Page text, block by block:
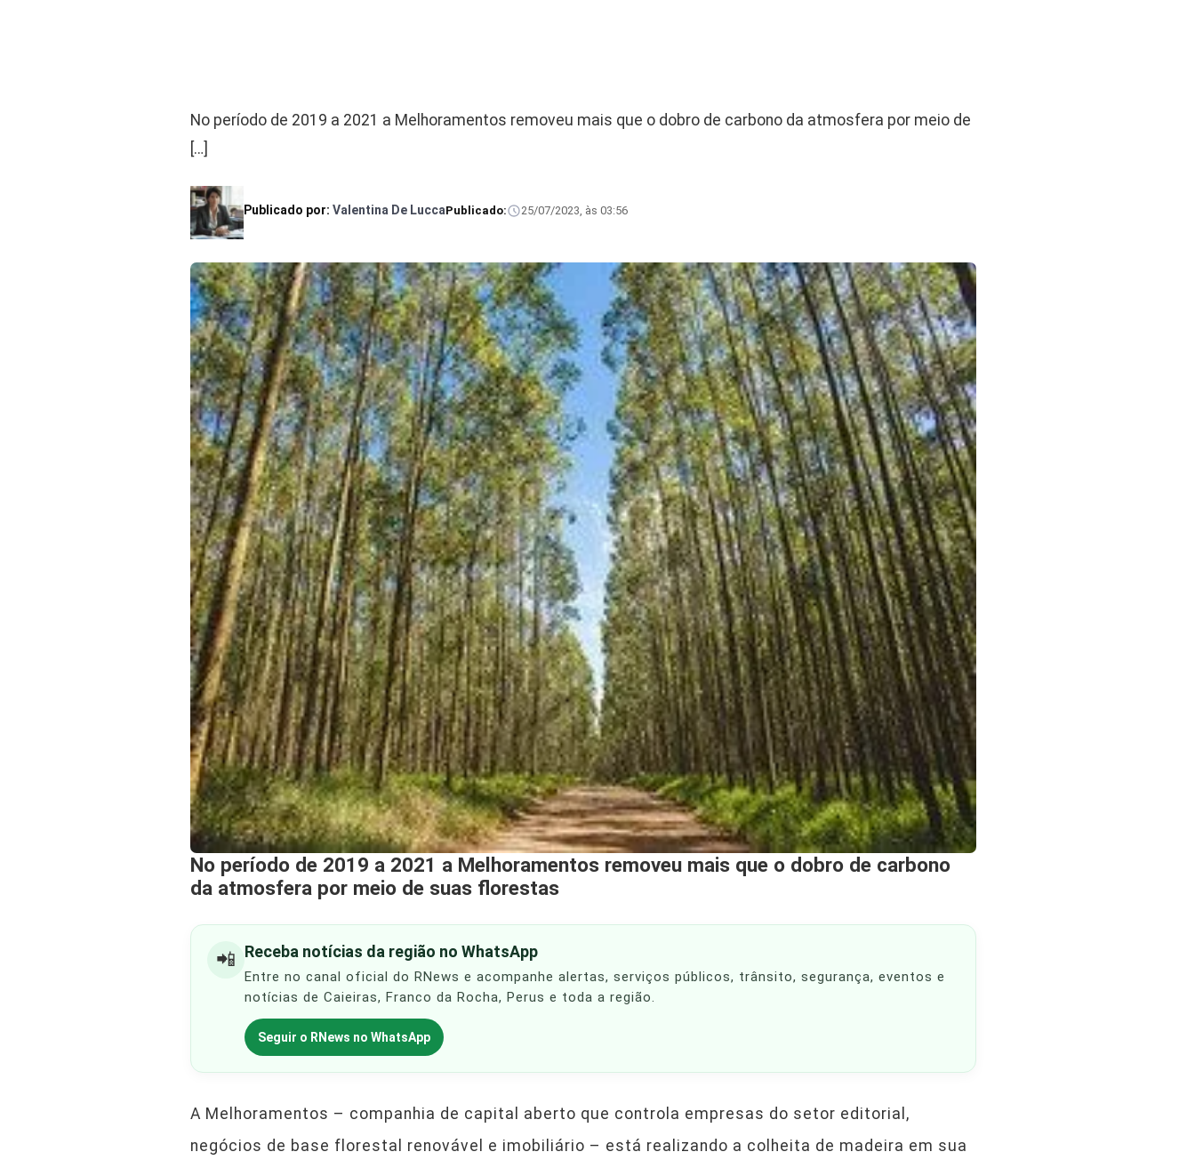
No período de 2019 a 2021 a Melhoramentos removeu mais que o dobro de carbono da atmosfera por meio de
[…]
Publicado por: Valentina De LuccaPublicado: 25/07/2023, às 03:56
No período de 2019 a 2021 a Melhoramentos removeu mais que o dobro de carbono
da atmosfera por meio de suas florestas
📲 Receba notícias da região no WhatsApp
Entre no canal oficial do RNews e acompanhe alertas, serviços públicos, trânsito, segurança, eventos e
notícias de Caieiras, Franco da Rocha, Perus e toda a região.
Seguir o RNews no WhatsApp
A Melhoramentos – companhia de capital aberto que controla empresas do setor editorial,
negócios de base florestal renovável e imobiliário – está realizando a colheita de madeira em sua